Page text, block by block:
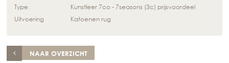
Type
Kunstleer 7co - 7seasons (3c) prijsvoordeel
Uitvoering
Katoenen rug
NAAR OVERZICHT